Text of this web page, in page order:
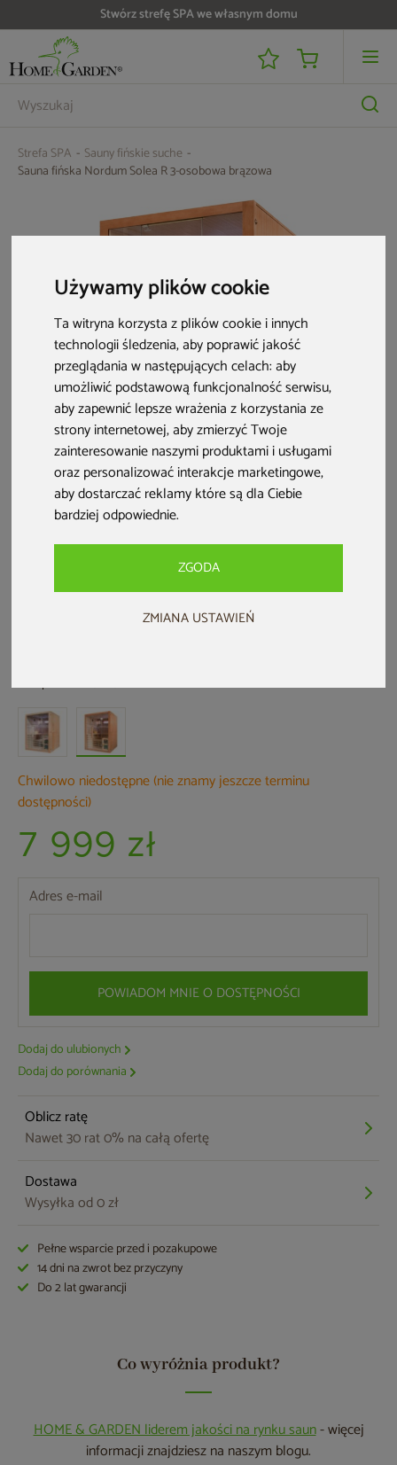
Używamy plików cookie
Ta witryna korzysta z plików cookie i innych
technologii śledzenia, aby poprawić jakość
przeglądania w następujących celach:aby
umożliwić podstawową funkcjonalność serwisu,
aby zapewnić lepsze wrażenia z korzystania ze
strony internetowej,aby zmierzyć Twoje
zainteresowanie naszymi produktami i usługami
oraz personalizować interakcje marketingowe,
aby dostarczać reklamy które są dla Ciebie
bardziej odpowiednie.
ZGODA
ZMIANA USTAWIEŃ
Do 25 000 zł zwrotu na kartę i raty RRSO 0%
Strefa SPA
Sauny fińskie suche
Sauna fińska Nordum Solea R 3-osobowa brązowa
Kod produktu: 317656
Chwilowo niedostępne (nie znamy jeszcze terminu
dostępności)
7 999 zł
Adres e-mail
POWIADOM MNIE O DOSTĘPNOŚCI
Dodaj do ulubionych
Dodaj do porównania
Oblicz ratę
Nawet 30 rat 0% na całą ofertę
Dostawa
Wysyłka od 0 zł
Pełne wsparcie przed i pozakupowe
14 dni na zwrot bez przyczyny
Do 2 lat gwarancji
Co wyróżnia produkt?
HOME & GARDEN liderem jakości na rynku saun- więcej
informacji znajdziesz na naszym blogu.